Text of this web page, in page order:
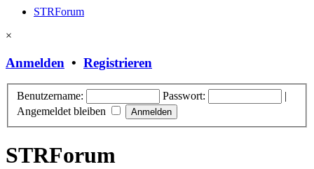
STRForum
×
Anmelden • Registrieren
Benutzername: Passwort:
|
Angemeldet bleiben
STRForum